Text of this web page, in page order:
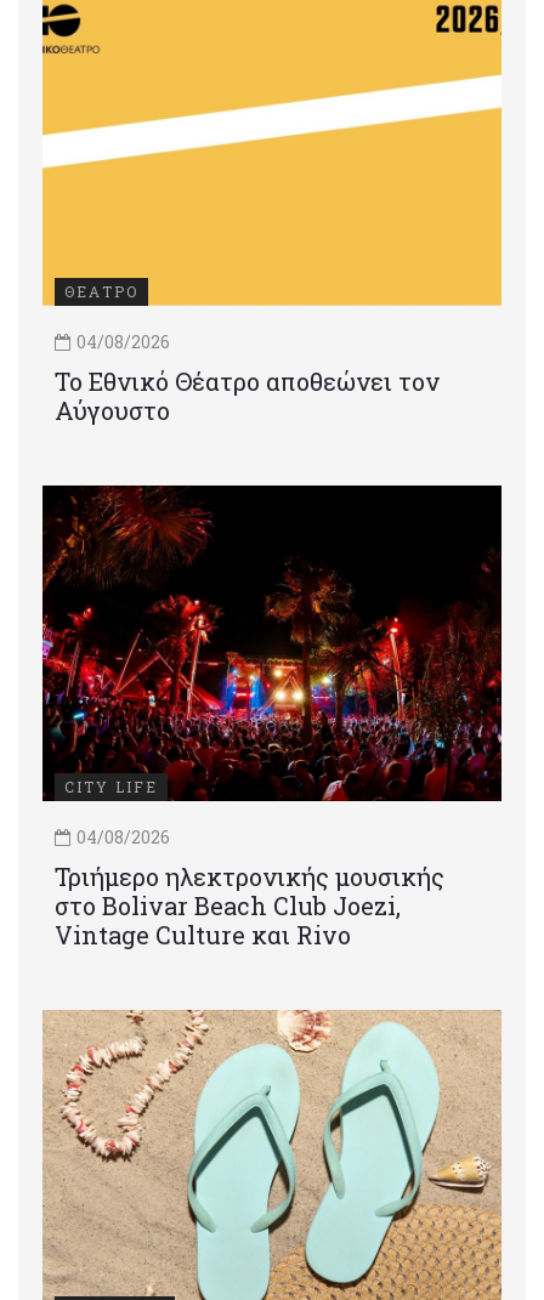
ΘΕΑΤΡΟ
04/08/2026
Το Εθνικό Θέατρο αποθεώνει τον
Αύγουστο
CITY LIFE
04/08/2026
Τριήμερο ηλεκτρονικής μουσικής
στο Bolivar Beach Club Joezi,
Vintage Culture και Rivo